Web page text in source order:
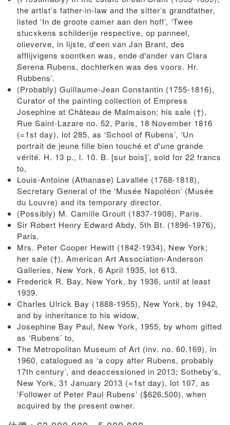
the artist’s father-in-law and the sitter’s grandfather,
listed ‘In de groote camer aan den hoff’, ‘Twee
stucxkens schilderije respective, op panneel,
olieverve, in lijste, d'een van Jan Brant, des
afflijvigens soontken was, ende d'ander van Clara
Serena Rubens, dochterken was des voors. Hr.
Rubbens’.
(Probably) Guillaume-Jean Constantin (1755-1816),
Curator of the painting collection of Empress
Josephine at Château de Malmaison; his sale (†),
Rue Saint-Lazare no. 52, Paris, 18 November 1816
(=1st day), lot 285, as ‘School of Rubens’, ‘Un
portrait de jeune fille bien touché et d'une grande
vérité. H. 13 p., l. 10. B. [sur bois]’, sold for 22 francs
to,
Louis-Antoine (Athanase) Lavallée (1768-1818),
Secretary General of the ‘Musée Napoléon’ (Musée
du Louvre) and its temporary director.
(Possibly) M. Camille Groult (1837-1908), Paris.
Sir Robert Henry Edward Abdy, 5th Bt. (1896-1976),
Paris.
Mrs. Peter Cooper Hewitt (1842-1934), New York;
her sale (†), American Art Association-Anderson
Galleries, New York, 6 April 1935, lot 613.
Frederick R. Bay, New York, by 1936, until at least
1939.
Charles Ulrick Bay (1888-1955), New York, by 1942,
and by inheritance to his widow,
Josephine Bay Paul, New York, 1955, by whom gifted
as ‘Rubens’ to,
The Metropolitan Museum of Art (inv. no. 60.169), in
1960, catalogued as ‘a copy after Rubens, probably
17th century’, and deaccessioned in 2013; Sotheby’s,
New York, 31 January 2013 (=1st day), lot 107, as
‘Follower of Peter Paul Rubens’ ($626,500), when
acquired by the present owner.